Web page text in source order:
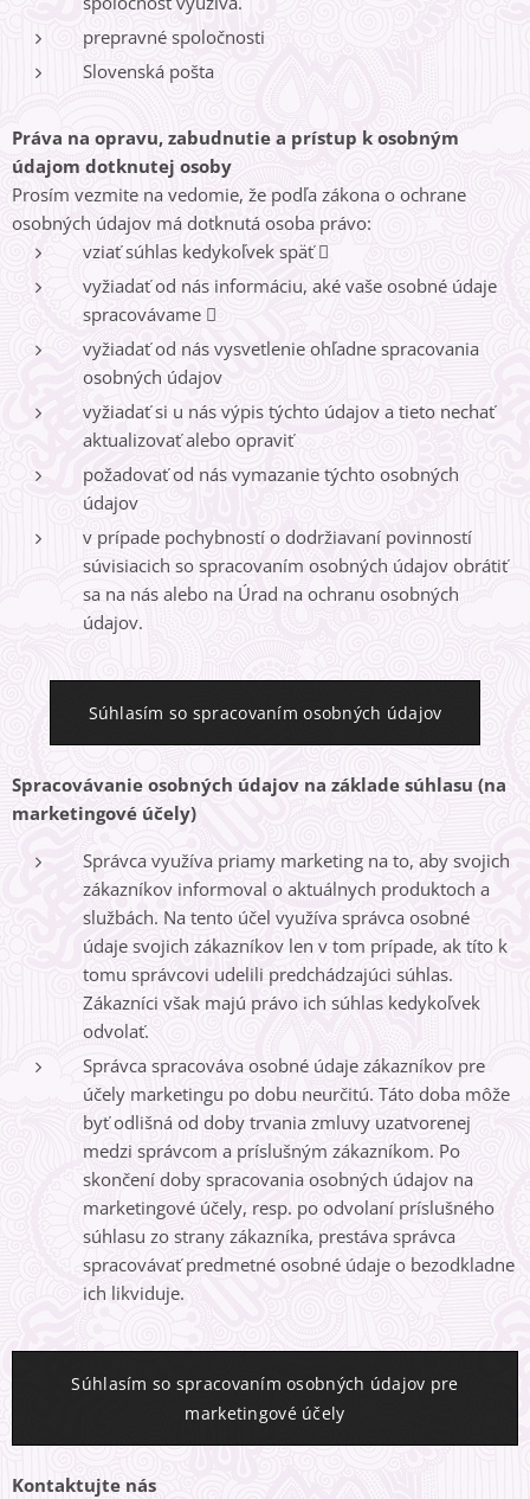
prepravné spoločnosti
Slovenská pošta
Práva na opravu, zabudnutie a prístup k osobným
údajom dotknutej osoby
Prosím vezmite na vedomie, že podľa zákona o ochrane
osobných údajov má dotknutá osoba právo:
vziať súhlas kedykoľvek späť 
vyžiadať od nás informáciu, aké vaše osobné údaje
spracovávame 
vyžiadať od nás vysvetlenie ohľadne spracovania
osobných údajov
vyžiadať si u nás výpis týchto údajov a tieto nechať
aktualizovať alebo opraviť
požadovať od nás vymazanie týchto osobných
údajov
v prípade pochybností o dodržiavaní povinností
súvisiacich so spracovaním osobných údajov obrátiť
sa na nás alebo na Úrad na ochranu osobných
údajov.
Súhlasím so spracovaním osobných údajov
Spracovávanie osobných údajov na základe súhlasu (na
marketingové účely)
Správca využíva priamy marketing na to, aby svojich
zákazníkov informoval o aktuálnych produktoch a
službách. Na tento účel využíva správca osobné
údaje svojich zákazníkov len v tom prípade, ak títo k
tomu správcovi udelili predchádzajúci súhlas.
Zákazníci však majú právo ich súhlas kedykoľvek
odvolať.
Správca spracováva osobné údaje zákazníkov pre
účely marketingu po dobu neurčitú. Táto doba môže
byť odlišná od doby trvania zmluvy uzatvorenej
medzi správcom a príslušným zákazníkom. Po
skončení doby spracovania osobných údajov na
marketingové účely, resp. po odvolaní príslušného
súhlasu zo strany zákazníka, prestáva správca
spracovávať predmetné osobné údaje o bezodkladne
ich likviduje.
Súhlasím so spracovaním osobných údajov pre
marketingové účely
Kontaktujte nás